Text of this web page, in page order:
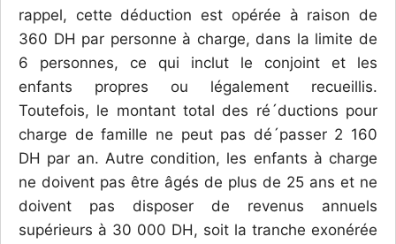
rappel, cette déduction est opérée à raison de
360 DH par personne à charge, dans la limite de
6 personnes, ce qui inclut le conjoint et les
enfants propres ou légalement recueillis.
Toutefois, le montant total des ré´ductions pour
charge de famille ne peut pas dé´passer 2 160
DH par an. Autre condition, les enfants à charge
ne doivent pas être âgés de plus de 25 ans et ne
doivent pas disposer de revenus annuels
supérieurs à 30 000 DH, soit la tranche exonérée